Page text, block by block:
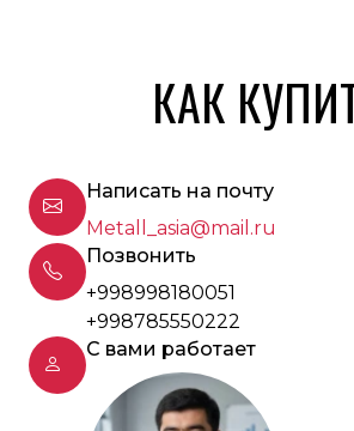
КАК
Написать на почту
Metall_asia@mail.ru
Позвонить
+998998180051
+998785550222
С вами работает